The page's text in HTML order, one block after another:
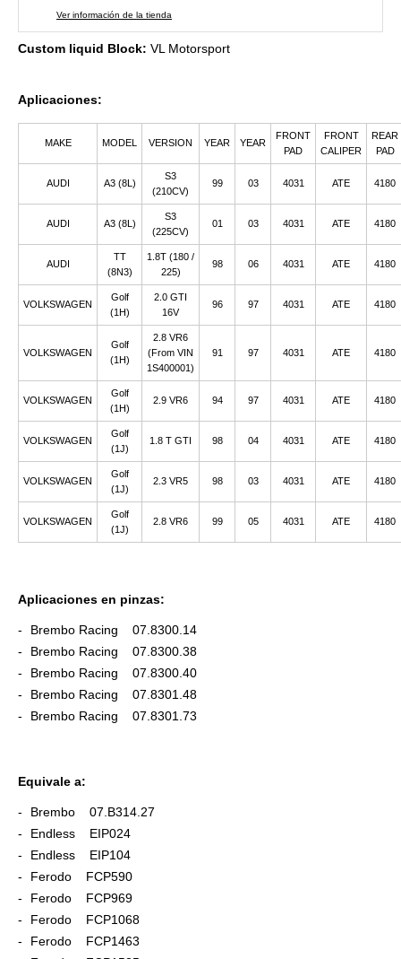
Ver información de la tienda
Custom liquid Block: VL Motorsport
Aplicaciones:
MAKE MODEL VERSION YEAR YEAR
FRONT
PAD
FRONT
CALIPER
REAR
PAD
AUDI A3 (8L)
S3
(210CV)
99 03 4031 ATE 4180
AUDI A3 (8L)
S3
(225CV)
01 03 4031 ATE 4180
AUDI
TT
(8N3)
1.8T (180 /
225)
98 06 4031 ATE 4180
VOLKSWAGEN
Golf
(1H)
2.0 GTI
16V
96 97 4031 ATE 4180
VOLKSWAGEN
Golf
(1H)
2.8 VR6
(From VIN
1S400001)
91 97 4031 ATE 4180
VOLKSWAGEN
Golf
(1H)
2.9 VR6 94 97 4031 ATE 4180
VOLKSWAGEN
Golf
(1J)
1.8 T GTI 98 04 4031 ATE 4180
VOLKSWAGEN
Golf
(1J)
2.3 VR5 98 03 4031 ATE 4180
VOLKSWAGEN
Golf
(1J)
2.8 VR6 99 05 4031 ATE 4180
Aplicaciones en pinzas:
Brembo Racing 07.8300.14
Brembo Racing 07.8300.38
Brembo Racing 07.8300.40
Brembo Racing 07.8301.48
Brembo Racing 07.8301.73
Equivale a:
Brembo 07.B314.27
Endless EIP024
Endless EIP104
Ferodo FCP590
Ferodo FCP969
Ferodo FCP1068
Ferodo FCP1463